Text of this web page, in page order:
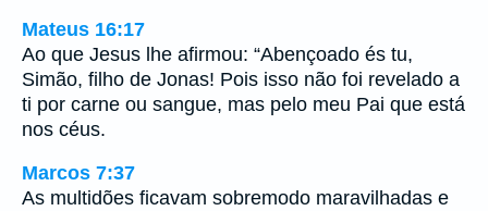
Mateus 16:17
Ao que Jesus lhe afirmou: “Abençoado és tu,
Simão, filho de Jonas! Pois isso não foi revelado a
ti por carne ou sangue, mas pelo meu Pai que está
nos céus.
Marcos 7:37
As multidões ficavam sobremodo maravilhadas e